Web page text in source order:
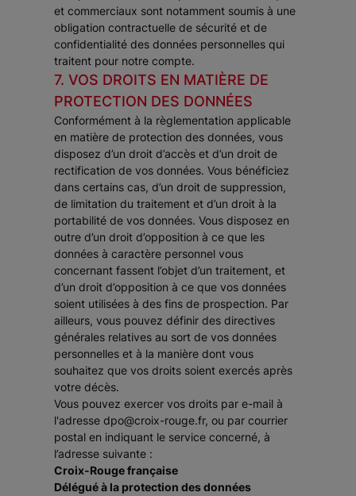
et commerciaux sont notamment soumis à une
obligation contractuelle de sécurité et de
confidentialité des données personnelles qui
traitent pour notre compte.
7. VOS DROITS EN MATIÈRE DE
PROTECTION DES DONNÉES
Conformément à la règlementation applicable
en matière de protection des données, vous
disposez d’un droit d’accès et d’un droit de
rectification de vos données. Vous bénéficiez
dans certains cas, d’un droit de suppression,
de limitation du traitement et d’un droit à la
portabilité de vos données. Vous disposez en
outre d’un droit d’opposition à ce que les
données à caractère personnel vous
concernant fassent l’objet d’un traitement, et
d’un droit d’opposition à ce que vos données
soient utilisées à des fins de prospection. Par
ailleurs, vous pouvez définir des directives
générales relatives au sort de vos données
personnelles et à la manière dont vous
souhaitez que vos droits soient exercés après
votre décès.
Vous pouvez exercer vos droits par e-mail à
l'adresse dpo@croix-rouge.fr, ou par courrier
postal en indiquant le service concerné, à
l’adresse suivante :
Croix-Rouge française
Délégué à la protection des données